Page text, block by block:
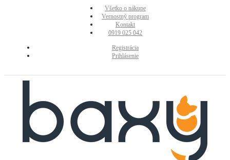
Všetko o nákupe
Vernostný program
Kontakt
0919 025 042
Registrácia
Prihlásenie